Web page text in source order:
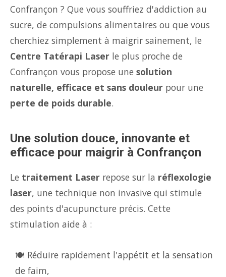
Confrançon ? Que vous souffriez d'addiction au
sucre, de compulsions alimentaires ou que vous
cherchiez simplement à maigrir sainement, le
Centre Tatérapi Laser le plus proche de
Confrançon vous propose une solution
naturelle, efficace et sans douleur pour une
perte de poids durable.
Une solution douce, innovante et
efficace pour maigrir à Confrançon
Le traitement Laser repose sur la réflexologie
laser, une technique non invasive qui stimule
des points d'acupuncture précis. Cette
stimulation aide à :
🍽️ Réduire rapidement l'appétit et la sensation
de faim,